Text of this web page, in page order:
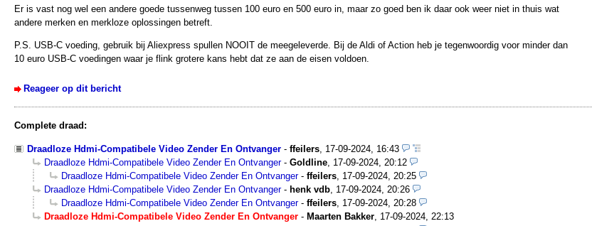
Er is vast nog wel een andere goede tussenweg tussen 100 euro en 500 euro in, maar zo goed ben ik daar ook weer niet in thuis wat
andere merken en merkloze oplossingen betreft.
P.S. USB-C voeding, gebruik bij Aliexpress spullen NOOIT de meegeleverde. Bij de Aldi of Action heb je tegenwoordig voor minder dan
10 euro USB-C voedingen waar je flink grotere kans hebt dat ze aan de eisen voldoen.
Reageer op dit bericht
Complete draad:
Draadloze Hdmi-Compatibele Video Zender En Ontvanger - ffeilers 17-09-2024, 16:43
Draadloze Hdmi-Compatibele Video Zender En Ontvanger- Goldline 17-09-2024, 20:12
Draadloze Hdmi-Compatibele Video Zender En Ontvanger- ffeilers 17-09-2024, 20:25
Draadloze Hdmi-Compatibele Video Zender En Ontvanger- henk vdb 17-09-2024, 20:26
Draadloze Hdmi-Compatibele Video Zender En Ontvanger- ffeilers 17-09-2024, 20:28
Draadloze Hdmi-Compatibele Video Zender En Ontvanger - Maarten Bakker 17-09-2024, 22:13